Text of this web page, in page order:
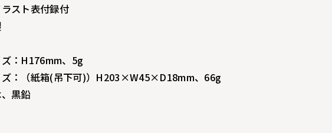
ラスト表付録付
：H176mm、5g
ズ：（紙箱(吊下可)）H203×W45×D18mm、66g
黒鉛